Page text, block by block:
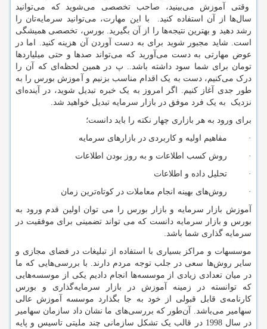
وقتی آموزش می‌بینید، صاحب تخصصی می‌شوید که می‌توانید
سال‌ها از آن استفاده کنید. با این مهارت، می‌توانید سرمایه‌تان را
رشد دهید و بهترین نتیجه‌ها را از آن بگیرید. بورس، تخصصی همیشگی
است. شاید مجبور شوید برای به دست آوردن آن هزینه کنید. اما در
عوض مهارتی به دست می‌آورید که می‌تواند صدها و حتی میلیاردها
تومان برای شما سود داشته باشد.. پ در همین لحظه‌ای که آن را
درک می‌کنیم، دست به یک اقدام مناسب بزنیم و آموزش بورس را به
طور جدی آغاز کنیم. اگر امروز به یک خبره تبدیل شوید، در آینده‌ای
نزدیک به یک فرد موفق در بازار سرمایه تبدیل خواهید شد.
برای ورود به هر بازاری چهار نکته را باید دانست؛
· مفاهیم اولیه و کاربردی در بازارهای سرمایه
· روش کسب اطلاعات و به روز بودن اطلاعات
· تحلیل داده و اطلاعات
· روش‌های بهینه انجام معاملات در کوتاه‌ترین زمان
آموزش بازار سرمایه و بازار بورس را می توان اولین قدم ورود به
بورس و بازار سرمایه دانست که می تواند تضمینی برای موفقیت در
سرمایه گذاری شما باشد.
موسسهات و مراکز بسیاری با استفاده از تبلیغات در فضای مجازی و
سایر روش‌ها سعی در جلب توجه مردم دارند. با بررسی‌هایی که ما
در میان تعدادی زیادی از موسسه‌ها انجام دادیم یکی از موسسه‌هایی
که توانسته در زمینه آموزش در بازار سرمایه‌گذاری و بورس
کارنامه‌ی قابل قبولی از خود به جا بگذارد موسسه آموزش عالی
سهامیر می‌باشد. آن‌طور که بررسی‌های ما نشان داد سازمان سهامیر
در سال 1998 در قالب یک تشکل سازمانی چند ملیتی تاسیس و پایه